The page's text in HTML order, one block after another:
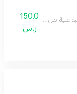
غنية من الجلد الأنيق
150.0
ر.س